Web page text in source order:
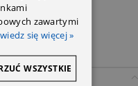
zawartymi
się więcej »
WSZYSTKIE